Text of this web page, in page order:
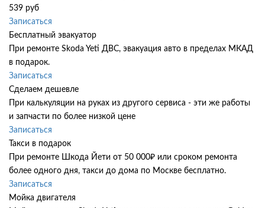
539 руб
Записаться
Бесплатный эвакуатор
При ремонте Skoda Yeti ДВС, эвакуация авто в пределах МКАД
в подарок.
Записаться
Сделаем дешевле
При калькуляции на руках из другого сервиса - эти же работы
и запчасти по более низкой цене
Записаться
Такси в подарок
При ремонте Шкода Йети от 50 000₽ или сроком ремонта
более одного дня, такси до дома по Москве бесплатно.
Записаться
Мойка двигателя